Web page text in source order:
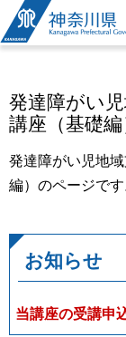
神奈川県
発達障がい
講座（基礎編
発達障がい児地
編）のページです
お知らせ
当講座の受講申